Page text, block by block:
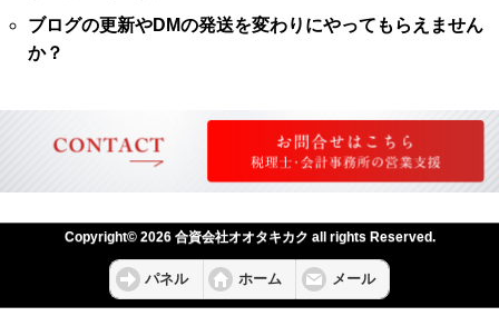
ブログの更新やDMの発送を変わりにやってもらえません
か？
Copyright© 2026 合資会社オオタキカク all rights Reserved.
パネル ホーム メール